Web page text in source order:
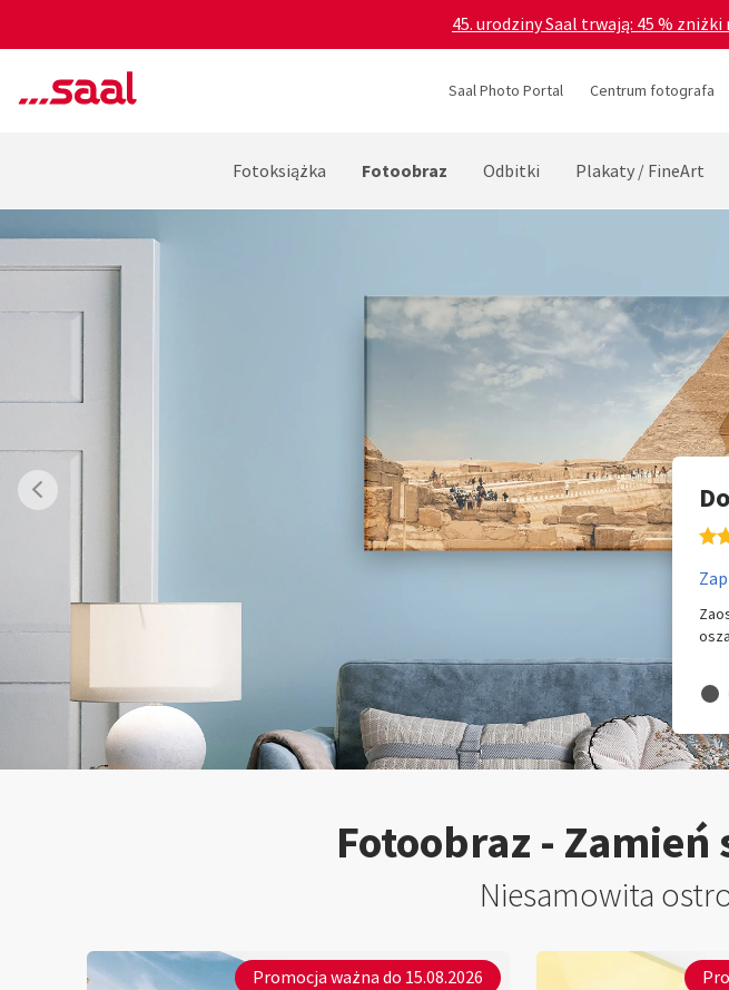
45. urodziny Saal trwają: 45 %
Saal Photo Portal Centrum fotografa
Fotoksiążka Fotoobraz Odbitki Plakaty / FineArt
Do
Fotoobraz -
Niesamowita
Promocja ważna do 15.08.2026